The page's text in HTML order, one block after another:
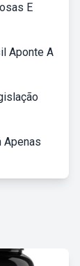
E
Aponte A
Apenas